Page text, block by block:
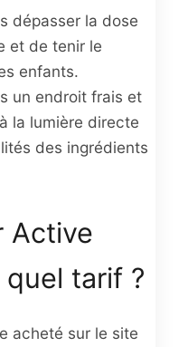
dépasser la dose
et de tenir le
enfants.
un endroit frais et
la lumière directe
des ingrédients
Active
tarif ?
acheté sur le site